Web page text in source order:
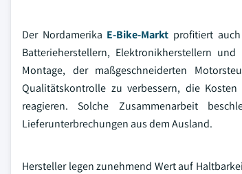
Der Nordamerika E-Bike-Markt profitiert
Batterieherstellern, Elektronikherstellern
Montage, der maßgeschneiderten
Qualitätskontrolle zu verbessern, die
reagieren. Solche Zusammenarbeit
Lieferunterbrechungen aus dem Ausland.
Hersteller legen zunehmend Wert auf